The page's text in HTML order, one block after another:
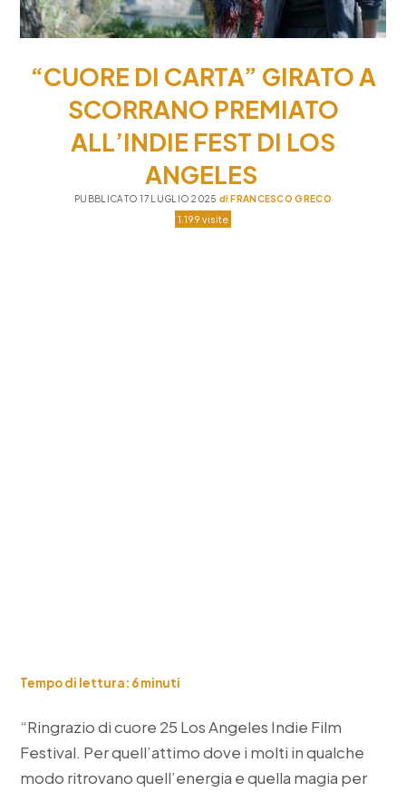
“CUORE DI CARTA” GIRATO A
SCORRANO PREMIATO
ALL’INDIE FEST DI LOS
ANGELES
PUBBLICATO 17 LUGLIO 2025 diFRANCESCO GRECO
1.199 visite
Tempo di lettura: 6minuti
“Ringrazio di cuore 25 Los Angeles Indie Film
Festival. Per quell’attimo dove i molti in qualche
modo ritrovano quell’energia e quella magia per